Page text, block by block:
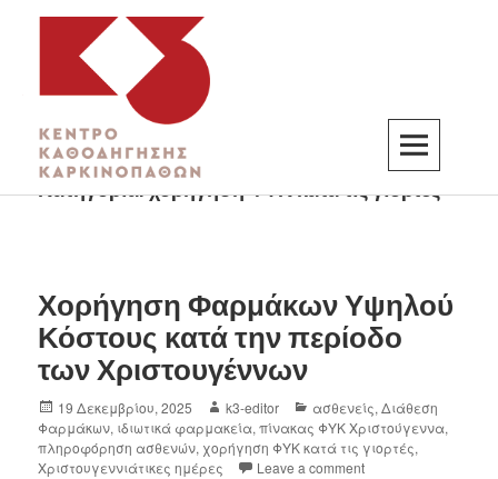
K3
ΚΕΝΤΡΟ ΚΑΘΟΔΗΓΗΣΗΣ ΚΑΡΚΙΝΟΠΑΘΩΝ
Κατηγορία:χορήγηση ΦΥΚ κατά τις γιορτές
Χορήγηση Φαρμάκων Υψηλού
Κόστους κατά την περίοδο
των Χριστουγέννων
19 Δεκεμβρίου, 2025 k3-editor ασθενείς,Διάθεση
Φαρμάκων, ιδιωτικά φαρμακεία,πίνακας ΦΥΚ Χριστούγεννα,
πληροφόρηση ασθενών, χορήγηση ΦΥΚ κατά τις γιορτές,
Χριστουγεννιάτικες ημέρες
Leave a comment